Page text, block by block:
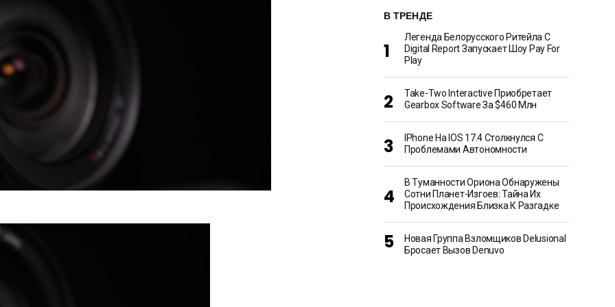
В ТРЕНДЕ
Легенда Белорусского Ритейла C
Digital Report Запускает Шоу Pay For
Play
Take-Two Interactive Приобретает
Gearbox Software За $460 Млн
IPhone На IOS 17.4 Столкнулся С
Проблемами Автономности
В Туманности Ориона Обнаружены
Сотни Планет-Изгоев: Тайна Их
Происхождения Близка К Разгадке
Новая Группа Взломщиков Delusional
Бросает Вызов Denuvo